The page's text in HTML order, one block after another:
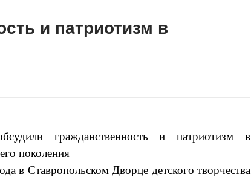
и патриотизм в
гражданственность и патриотизм в
поколения
в Ставропольском Дворце детского творчества